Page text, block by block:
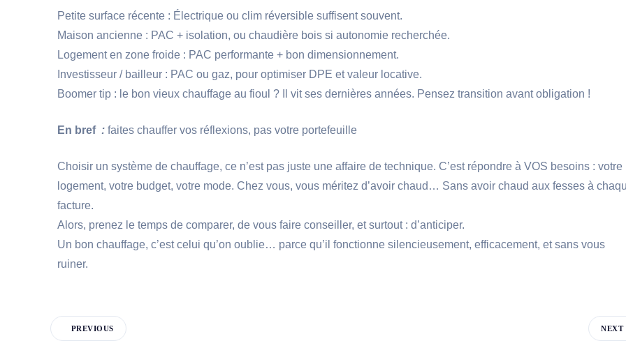
Petite surface récente : Électrique ou clim réversible suffisent souvent.
Maison ancienne : PAC + isolation, ou chaudière bois si autonomie recherchée.
Logement en zone froide : PAC performante + bon dimensionnement.
Investisseur / bailleur : PAC ou gaz, pour optimiser DPE et valeur
Boomer tip : le bon vieux chauffage au fioul ? Il vit ses dernières années. Pensez transition avant obligation !
En bref : faites chauffer vos réflexions, pas votre portefeuille
Choisir un système de chauffage, ce n’est pas juste une affaire de technique. C’est répondre à VOS besoins : votre
logement, votre budget, votre mode. Chez vous, vous méritez d’avoir chaud… Sans avoir chaud aux fesses à
Alors, prenez le temps de comparer, de vous faire conseiller, et surtout :
Un bon chauffage, c’est celui qu’on oublie… parce qu’il fonctionne silencieusement, efficacement, et sans vous
ruiner.
PREVIOUS NEXT